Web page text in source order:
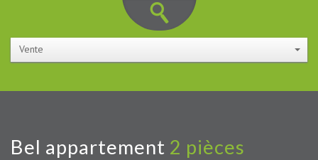
Vente
bel appartement 2 pièces